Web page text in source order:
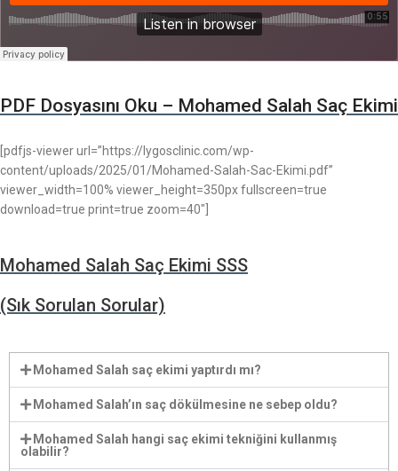
PDF Dosyasını Oku – Mohamed Salah Saç Ekimi
[pdfjs-viewer url=”https://lygosclinic.com/wp-
content/uploads/2025/01/Mohamed-Salah-Sac-Ekimi.pdf”
viewer_width=100% viewer_height=350px fullscreen=true
download=true print=true zoom=40″]
Mohamed Salah Saç Ekimi SSS
(Sık Sorulan Sorular)
Mohamed Salah saç ekimi yaptırdı mı?
Mohamed Salah’ın saç dökülmesine ne sebep oldu?
Mohamed Salah hangi saç ekimi tekniğini kullanmış
olabilir?